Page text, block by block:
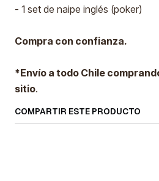
- 1 set de naipe inglés (poker)
Compra con confianza.
*Envío a todo Chile
sitio.
COMPARTIR ESTE PRODUCTO